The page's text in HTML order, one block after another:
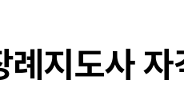
지도사 자